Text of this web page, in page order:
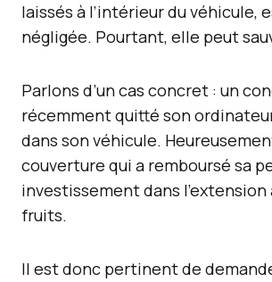
laissés à l’intérieur du véhicule,
négligée. Pourtant, elle peut
Parlons d’un cas concret : un
récemment quitté son
dans son véhicule.
couverture qui a remboursé sa
investissement dans l’extension
fruits.
Il est donc pertinent de